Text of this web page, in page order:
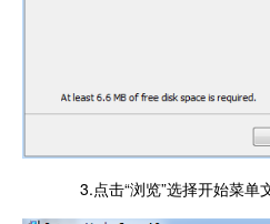
3.点击“浏览”选择开始菜单